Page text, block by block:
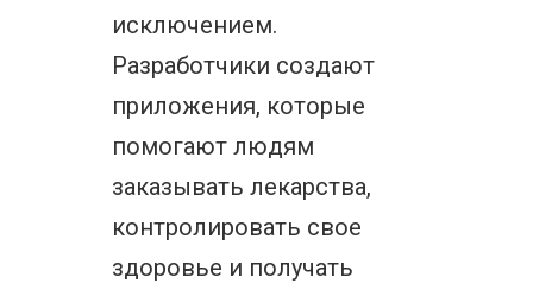
исключением.
Разработчики создают
приложения, которые
помогают людям
заказывать лекарства,
контролировать свое
здоровье и получать